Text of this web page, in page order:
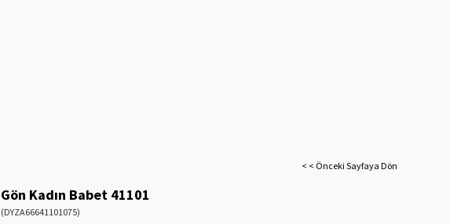
< < Önceki Sayfaya Dön
Gön Kadın Babet 41101
(DYZA66641101075)